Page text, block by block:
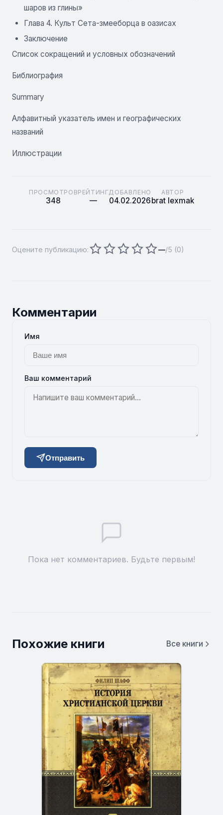
шаров из глины»
Глава 4. Культ Сета-змееборца в оазисах
Заключение
Список сокращений и условных обозначений
Библиография
Summary
Алфавитный указатель имен и географических
названий
Иллюстрации
ПРОСМОТРОВ
348
РЕЙТИНГ
—
ДОБАВЛЕНО
04.02.2026
АВТОР
brat lexmak
Оцените публикацию: —/5 (0)
Комментарии
Имя
Ваш комментарий
Отправить
Пока нет комментариев. Будьте первым!
Похожие книги Все книги